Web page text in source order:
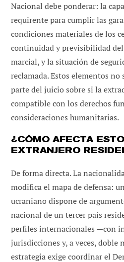
Nacional debe ponderar: la
requirente para cumplir las
condiciones materiales de los
continuidad y previsibilidad
marcial, y la situación de
reclamada. Estos elementos
parte del juicio sobre si la
compatible con los derechos
consideraciones humanitarias.
¿CÓMO AFECTA
EXTRANJERO
De forma directa. La
modifica el mapa de defensa:
ucraniano dispone de
nacional de un tercer país
perfiles internacionales —con
jurisdicciones y, a veces,
estrategia exige coordinar el